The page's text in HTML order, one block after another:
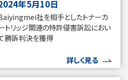
年5月10日
社を相手としたトナーカ
トリッジ関連の特許侵害訴訟におい
勝訴判決を獲得
詳しく見る